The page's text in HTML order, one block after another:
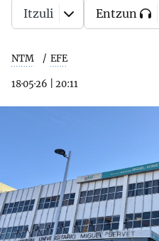
NTM EFE
18·05·26 20:11
Itzuli Entzun